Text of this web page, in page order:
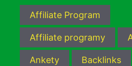
Affiliate Program
Affiliate programy
Ankety Backlinks